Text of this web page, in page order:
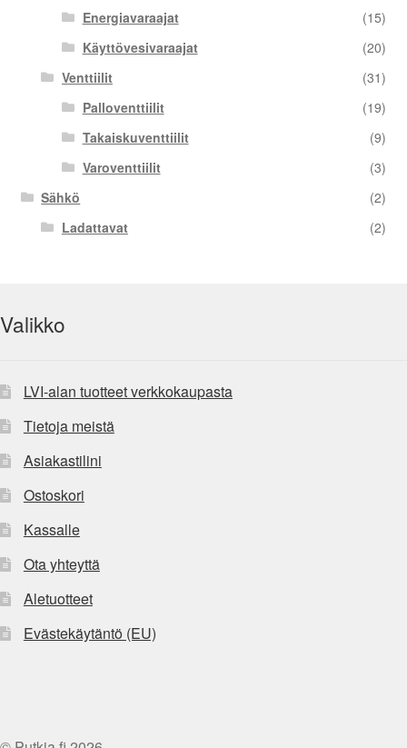
Energiavaraajat
(15)
Käyttövesivaraajat
(20)
Venttiilit
(31)
Palloventtiilit
(19)
Takaiskuventtiilit
(9)
Varoventtiilit
(3)
Sähkö
(2)
Ladattavat
(2)
Valikko
LVI-alan tuotteet verkkokaupasta
Tietoja meistä
Asiakastilini
Ostoskori
Kassalle
Ota yhteyttä
Aletuotteet
Evästekäytäntö (EU)